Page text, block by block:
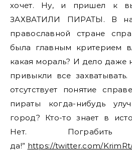
хочет. Ну, и пришел к
ЗАХВАТИЛИ ПИРАТЫ. В
православной стране
была главным критерием
какая мораль? И дело даже
привыкли все
отсутствует понятие
пираты когда-нибудь
город? Кто-то знает в
Нет.
да!” https://twitter.com/KrimRt/